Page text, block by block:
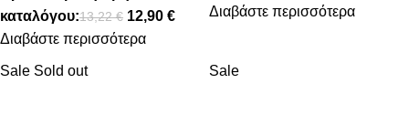
καταλόγου:13,22€ 12,90 €
Διαβάστε περισσότερα
Διαβάστε περισσότερα
Sale Sold out Sale